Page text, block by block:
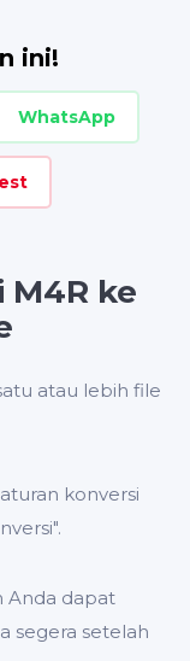
ini!
WhatsApp
M4R ke
atau lebih file
konversi
Anda dapat
segera setelah